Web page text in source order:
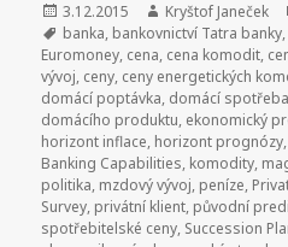
Publikováno:
3.12.2015 Autor:
Kryštof Janeček
Štítky:
banka, bankovnictví Tatra banky,
Euromoney, cena, cena komodit,
vývoj, ceny, ceny energetických
domácí poptávka, domácí
domácího produktu, ekonomický
horizont inflace, horizont prognózy,
Banking Capabilities, komodity,
politika, mzdový vývoj, peníze,
Survey, privátní klient, původní
spotřebitelské ceny, Succession